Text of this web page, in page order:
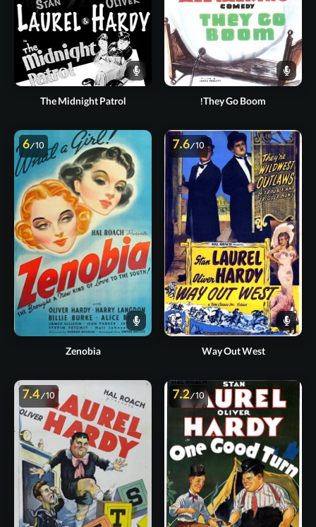
They Go Boom!
The Midnight Patrol
7.6/10
Way Out West
6/10
Zenobia
7.2/10
7.4/10